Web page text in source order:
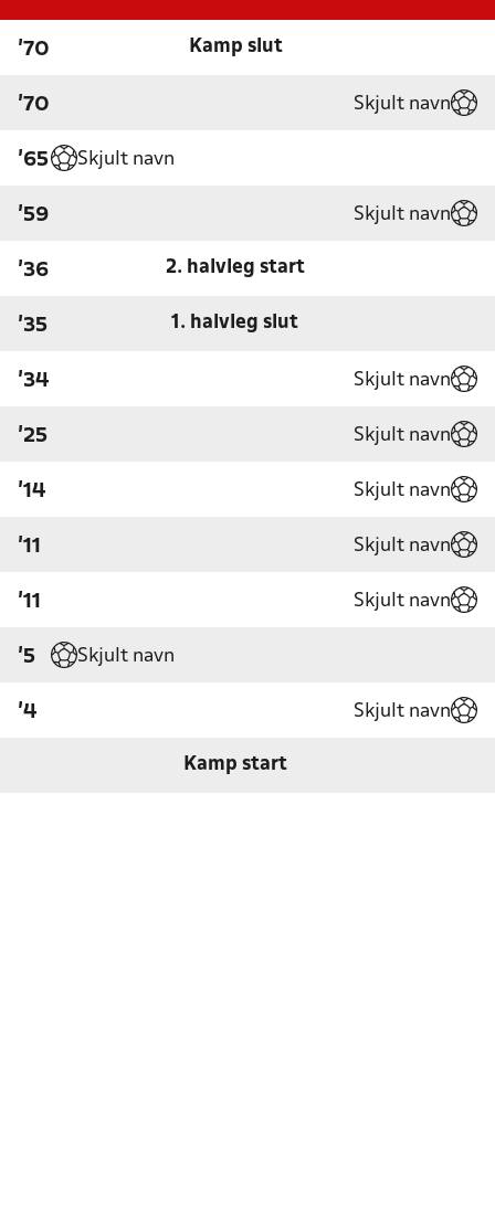
'70 Kamp slut
'70 Skjult navn
'65 Skjult navn
'59 Skjult navn
'36 2. halvleg start
'35 1. halvleg slut
'34 Skjult navn
'25 Skjult navn
'14 Skjult navn
'11 Skjult navn
'11 Skjult navn
'5 Skjult navn
'4 Skjult navn
Kamp start